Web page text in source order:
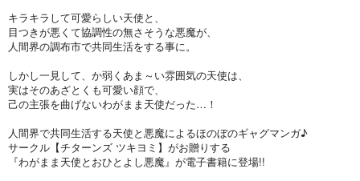
キラキラして可愛らしい天使と、
目つきが悪くて協調性の無さそうな悪魔が、
人間界の調布市で共同生活をする事に。
しかし一見して、か弱くあま～い雰囲気の天使は、
実はそのあざとくも可愛い顔で、
己の主張を曲げないわがまま天使だった…！
人間界で共同生活する天使と悪魔によるほのぼのギャグマンガ♪
サークル【チターンズ ツキヨミ】がお贈りする
『わがまま天使とおひとよし悪魔』が電子書籍に登場!!